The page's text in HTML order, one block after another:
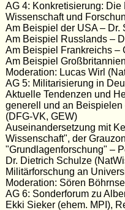
AG 4: Konkretisierung: Die
Wissenschaft und
Am Beispiel der USA – Dr.
Am Beispiel Russlands –
Am Beispiel Frankreichs –
Am Beispiel
Moderation: Lucas Wirl
AG 5: Militarisierung in
Aktuelle Tendenzen und
generell und an
(DFG-VK, GEW)
Auseinandersetzung mit
Wissenschaft", der
"Grundlagenforschung" –
Dr. Dietrich Schulze
Militärforschung an
Moderation: Sören
AG 6: Sonderforum zu
Ekki Sieker (ehem. MPI),